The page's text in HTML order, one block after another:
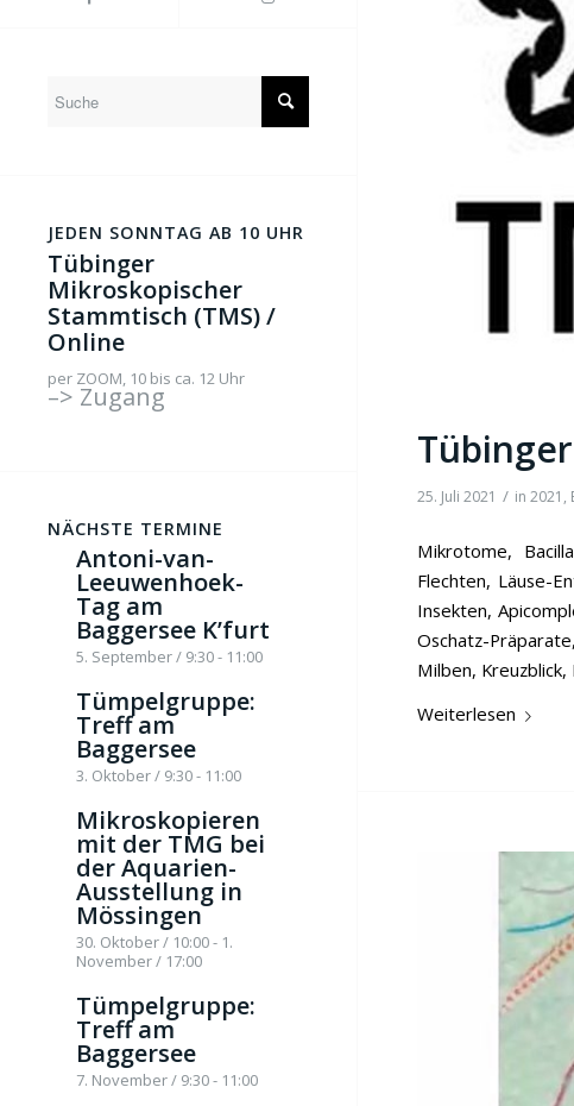
JEDEN SONNTAG AB 10 UHR
Tübinger
Mikroskopischer
Stammtisch (TMS) /
Online
per ZOOM, 10 bis ca. 12 Uhr
–> Zugang
NÄCHSTE TERMINE
Antoni-van-
Leeuwenhoek-
Tag am
Baggersee K’furt
5. September / 9:30- 11:00
Tümpelgruppe:
Treff am
Baggersee
3. Oktober / 9:30- 11:00
Mikroskopieren
mit der TMG bei
der Aquarien-
Ausstellung in
Mössingen
30. Oktober / 10:00- 1.
November / 17:00
Tümpelgruppe:
Treff am
Baggersee
7. November / 9:30- 11:00
25. Juli 2021 / in 2021 ,
Mikrotome,
Flechten, Läuse-
Insekten,
Oschatz-
Milben,
Weiterlesen